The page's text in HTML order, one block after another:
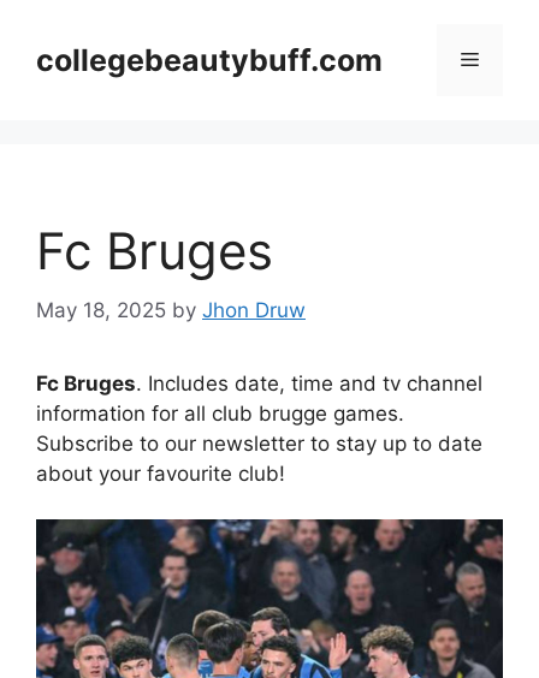
contentcollegebeautybuff.com Menu
Fc Bruges
May 18, 2025 by Jhon Druw
Fc Bruges. Includes date, time and tv channel
information for all club brugge games.
Subscribe to our newsletter to stay up to date
about your favourite club!